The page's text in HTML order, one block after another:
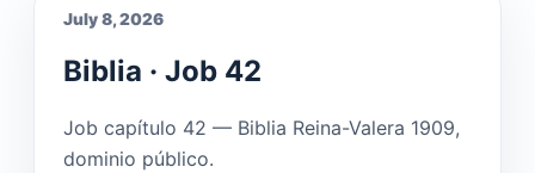
July 8, 2026
Biblia · Job 42
Job capítulo 42 — Biblia Reina-Valera 1909,
dominio público.